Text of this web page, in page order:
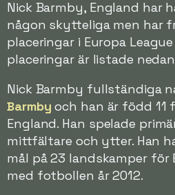
Nick Barmby, England har
någon skytteliga men har
placeringar i Europa
placeringar är listade
Nick Barmby fullständiga
Barmby och han är född 11
England. Han spelade
mittfältare och ytter. Han
mål på 23 landskamper för
med fotbollen år 2012.